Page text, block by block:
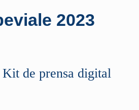
2023
de prensa digital